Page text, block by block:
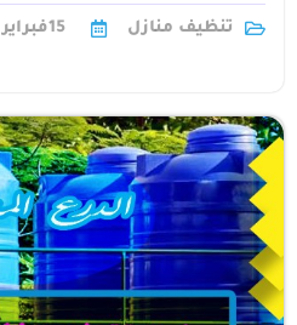
القلائل1
تنظيف منازل
15فبراير